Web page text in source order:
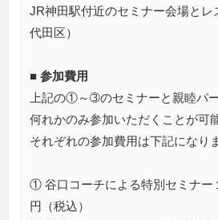
JR神田駅付近のセミナー会場とレ
代田区）
■ 参加費用
上記の①～➂のセミナーと親睦パ
何れかのみ参加いただくことが可
それぞれの参加費用は下記になり
① 谷口コーチによる特別セミナ
円（税込）